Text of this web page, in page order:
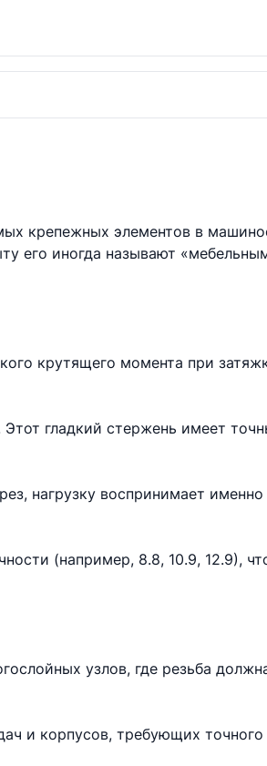
крепежных элементов в
его иногда называют
крутящего момента при
гладкий стержень имеет
нагрузку воспринимает именно
(например, 8.8, 10.9, 12.9),
узлов, где резьба
и корпусов, требующих